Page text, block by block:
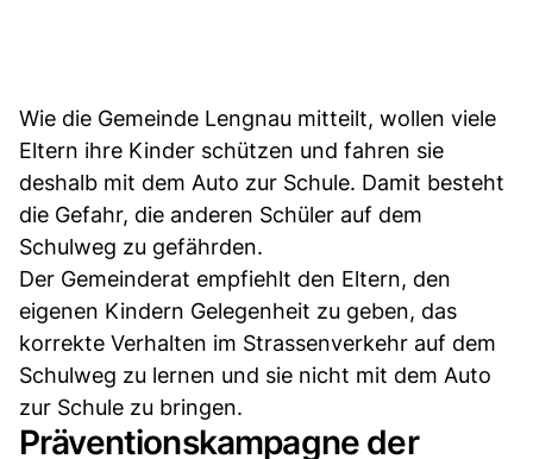
Wie die Gemeinde Lengnau mitteilt, wollen viele
Eltern ihre Kinder schützen und fahren sie
deshalb mit dem Auto zur Schule. Damit besteht
die Gefahr, die anderen Schüler auf dem
Schulweg zu gefährden.
Der Gemeinderat empfiehlt den Eltern, den
eigenen Kindern Gelegenheit zu geben, das
korrekte Verhalten im Strassenverkehr auf dem
Schulweg zu lernen und sie nicht mit dem Auto
zur Schule zu bringen.
Präventionskampagne der